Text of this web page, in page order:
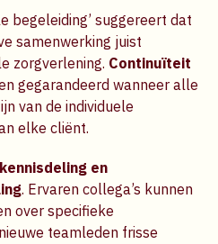
begeleiding’ suggereert dat
samenwerking juist
zorgverlening. Continuïteit
gegarandeerd wanneer alle
van de individuele
elke cliënt.
kennisdeling en
. Ervaren collega’s kunnen
over specifieke
teamleden frisse